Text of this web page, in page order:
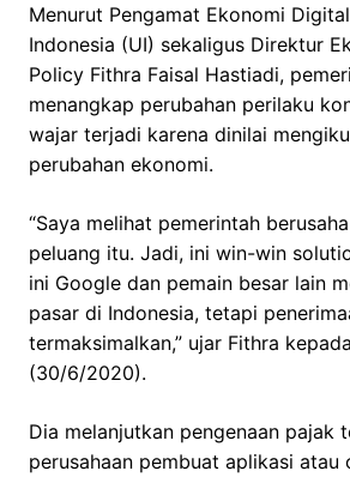
Menurut Pengamat Ekonomi
Indonesia (UI) sekaligus Direktur
Policy Fithra Faisal Hastiadi,
menangkap perubahan perilaku
wajar terjadi karena dinilai
perubahan ekonomi.
“Saya melihat pemerintah
peluang itu. Jadi, ini win-win
ini Google dan pemain besar lain
pasar di Indonesia, tetapi
termaksimalkan,” ujar Fithra
(30/6/2020).
Dia melanjutkan pengenaan pajak
perusahaan pembuat aplikasi atau